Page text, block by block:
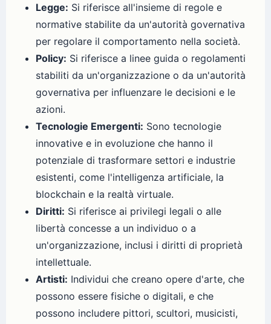
Legge: Si riferisce all'insieme di regole e
normative stabilite da un'autorità governativa
per regolare il comportamento nella società.
Policy: Si riferisce a linee guida o regolamenti
stabiliti da un'organizzazione o da un'autorità
governativa per influenzare le decisioni e le
azioni.
Tecnologie Emergenti: Sono tecnologie
innovative e in evoluzione che hanno il
potenziale di trasformare settori e industrie
esistenti, come l'intelligenza artificiale, la
blockchain e la realtà virtuale.
Diritti: Si riferisce ai privilegi legali o alle
libertà concesse a un individuo o a
un'organizzazione, inclusi i diritti di proprietà
intellettuale.
Artisti: Individui che creano opere d'arte, che
possono essere fisiche o digitali, e che
possono includere pittori, scultori, musicisti,